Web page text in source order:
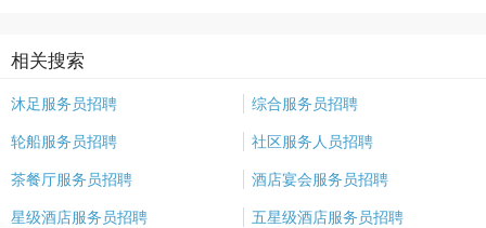
相关搜索
沐足服务员招聘
综合服务员招聘
轮船服务员招聘
社区服务人员招聘
茶餐厅服务员招聘
酒店宴会服务员招聘
星级酒店服务员招聘
五星级酒店服务员招聘